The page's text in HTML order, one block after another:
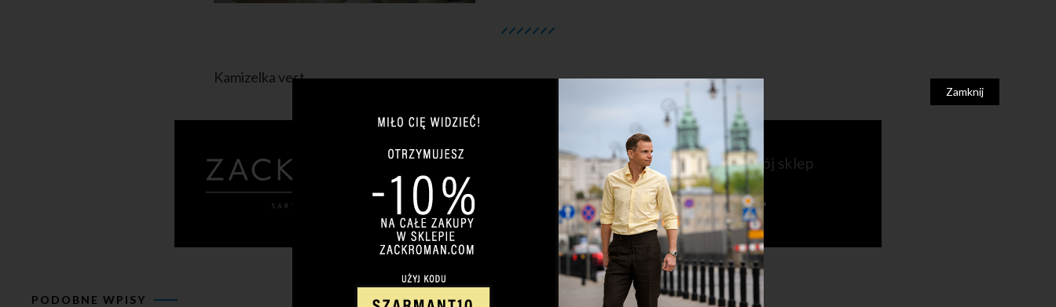
Kamizelka vest
Jeśli czytasz mojego bloga, odwiedź także mój sklep
PRZEJDŹ NA ZACKROMAN.COM
PODOBNE WPISY
Zamknij